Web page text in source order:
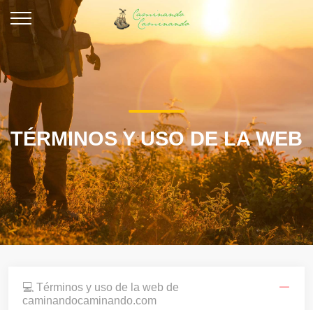
TÉRMINOS Y USO DE LA WEB
💻 Términos y uso de la web de
caminandocaminando.com